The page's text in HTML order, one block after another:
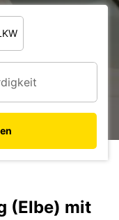
(Elbe) mit